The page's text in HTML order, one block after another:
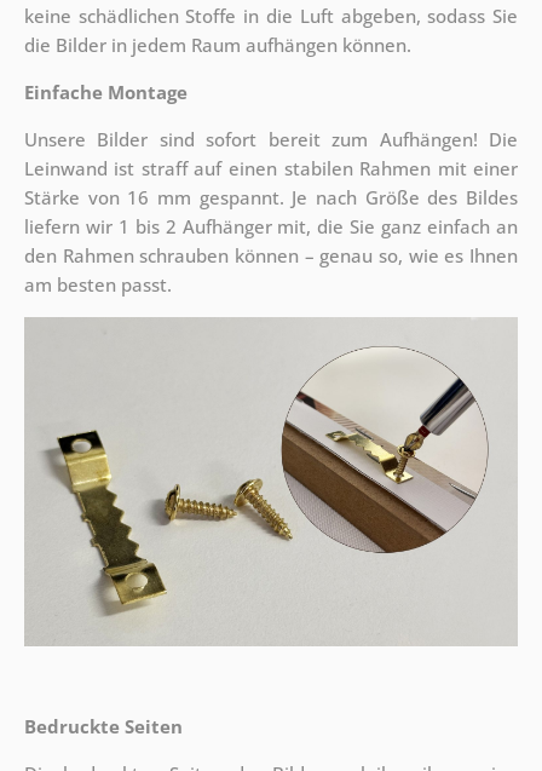
keine schädlichen Stoffe in die Luft abgeben, sodass Sie
die Bilder in jedem Raum aufhängen können.
Einfache Montage
Unsere Bilder sind sofort bereit zum Aufhängen! Die
Leinwand ist straff auf einen stabilen Rahmen mit einer
Stärke von 16 mm gespannt. Je nach Größe des Bildes
liefern wir 1 bis 2 Aufhänger mit, die Sie ganz einfach an
den Rahmen schrauben können – genau so, wie es Ihnen
am besten passt.
Bedruckte Seiten